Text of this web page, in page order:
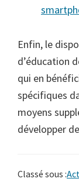
Enfin, le
d’éducation
qui en
spécifiques
moyens
développer
Classé sous :